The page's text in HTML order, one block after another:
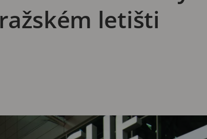
letišti